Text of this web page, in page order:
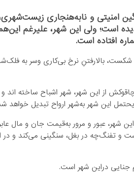
امنیتی و نابه‌هنجاری زیست‌شهری،
است؛ ولی این شهر، علیرغم
افتاده است.
شکست، بالارفتنِ نرخ بی‌کاری وسر به
از این شهر، شهر اشباح ساخته اند و
این شهر به‌شهر ارواح تبدیل خواهد
شهر، عبور و مرور به‌قیمت جان و مال
و تفنگ‌چه در بغل، سنگینی می‌کند و در
جنایی دراین شهر است.